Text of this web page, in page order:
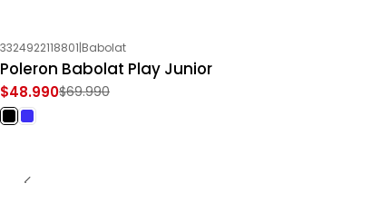
-30%OFF
3324922118801|Babolat
Poleron Babolat Play Junior
$48.990$69.990